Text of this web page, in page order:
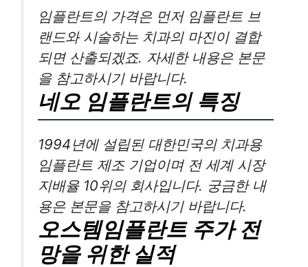
임플란트의 가격은 먼저 임플란트 브
랜드와 시술하는 치과의 마진이 결합
되면 산출되겠죠. 자세한 내용은 본문
을 참고하시기 바랍니다.
네오 임플란트의 특징
1994년에 설립된 대한민국의 치과용
임플란트 제조 기업이며 전 세계 시장
지배율 10위의 회사입니다. 궁금한 내
용은 본문을 참고하시기 바랍니다.
오스템임플란트 주가 전
망을 위한 실적